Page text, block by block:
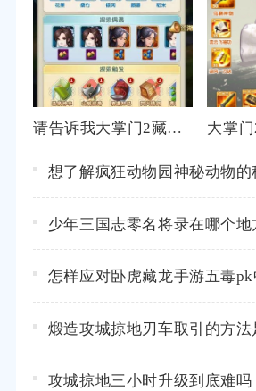
请告诉我大掌门2藏剑山庄怎么去
煅造攻城掠地刃车取引的方法
攻城掠地三小时升级到底难吗